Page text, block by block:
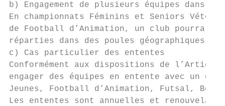
b) Engagement de plusieurs équipes dans la
En championnats Féminins et Seniors
de Football d’Animation, un club pourra
réparties dans des poules géographiques
c) Cas particulier des ententes
Conformément aux dispositions de
engager des équipes en entente avec un
Jeunes, Football d’Animation, Futsal,
Les ententes sont annuelles et